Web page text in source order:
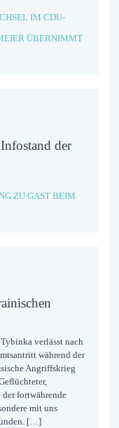
IM CDU-
ÜBERNIMMT
der
ZU GAST BEIM
verlässt nach
während der
Angriffskrieg
fortwährende
mit uns
[…]